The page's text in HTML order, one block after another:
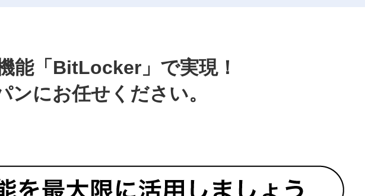
能「BitLocker」で実現！
にお任せください。